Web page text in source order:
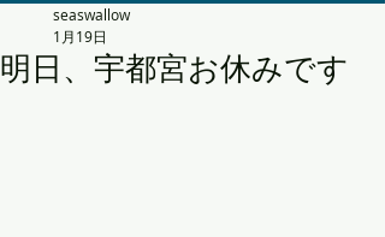
明日、宇都宮お休みです
seaswallow
1月19日